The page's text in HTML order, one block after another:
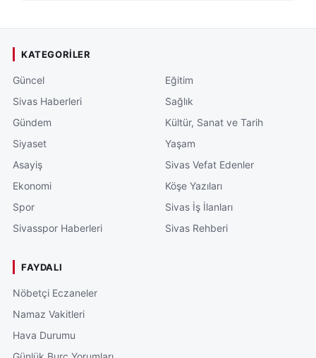
KATEGORILER
Güncel
Sivas Haberleri
Gündem
Siyaset
Asayiş
Ekonomi
Spor
Sivasspor Haberleri
Eğitim
Sağlık
Kültür, Sanat ve Tarih
Yaşam
Sivas Vefat Edenler
Köşe Yazıları
Sivas İş İlanları
Sivas Rehberi
FAYDALI
Nöbetçi Eczaneler
Namaz Vakitleri
Hava Durumu